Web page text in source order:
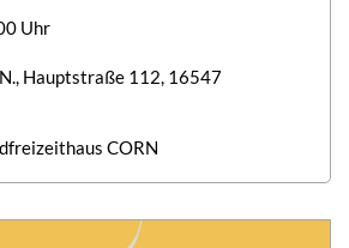
Uhr
Hauptstraße 112, 16547
CORN